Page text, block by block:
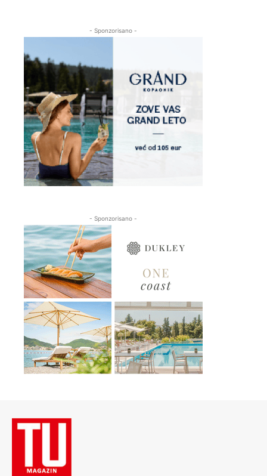
- Sponzorisano -
- Sponzorisano -